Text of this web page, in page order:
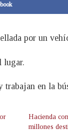
por un
lugar.
en la
Hacienda
millones